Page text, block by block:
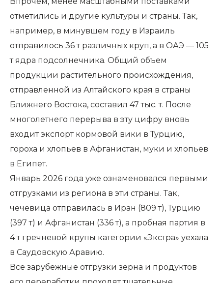
отметились и другие культуры и страны. Так,
например, в минувшем году в Израиль
отправилось 36 т различных круп, а в ОАЭ — 105
т ядра подсолнечника. Общий объем
продукции растительного происхождения,
отправленной из Алтайского края в страны
Ближнего Востока, составил 47 тыс. т. После
многолетнего перерыва в эту цифру вновь
входит экспорт кормовой вики в Турцию,
гороха и хлопьев в Афганистан, муки и хлопьев
в Египет.
Январь 2026 года уже ознаменовался первыми
отгрузками из региона в эти страны. Так,
чечевица отправилась в Иран (809 т), Турцию
(397 т) и Афганистан (336 т), а пробная партия в
4 т гречневой крупы категории «Экстра» уехала
в Саудовскую Аравию.
Все зарубежные отгрузки зерна и продуктов